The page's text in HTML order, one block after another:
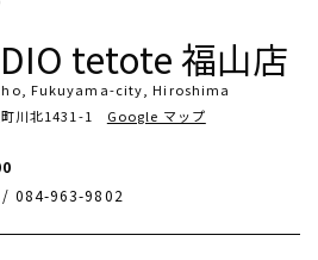
tetote 福山店
Fukuyama-city, Hiroshima
町川北1431-1 Google マップ
/ 084-963-9802